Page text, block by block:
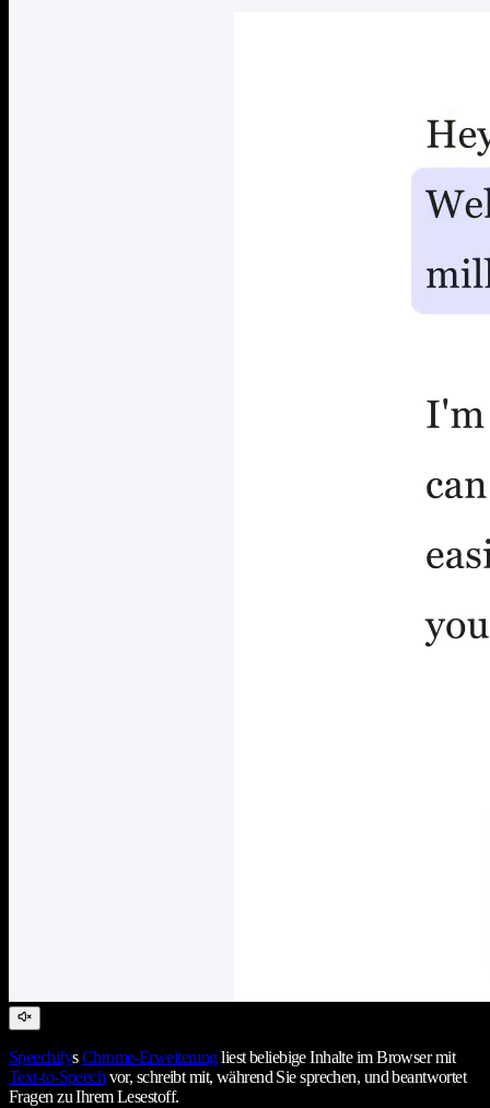
SpeechifysChrome-Erweiterungliest beliebige Inhalte im Browser mit
Text-to-Speech vor, schreibt mit, während Sie sprechen, und beantwortet
Fragen zu Ihrem Lesestoff.